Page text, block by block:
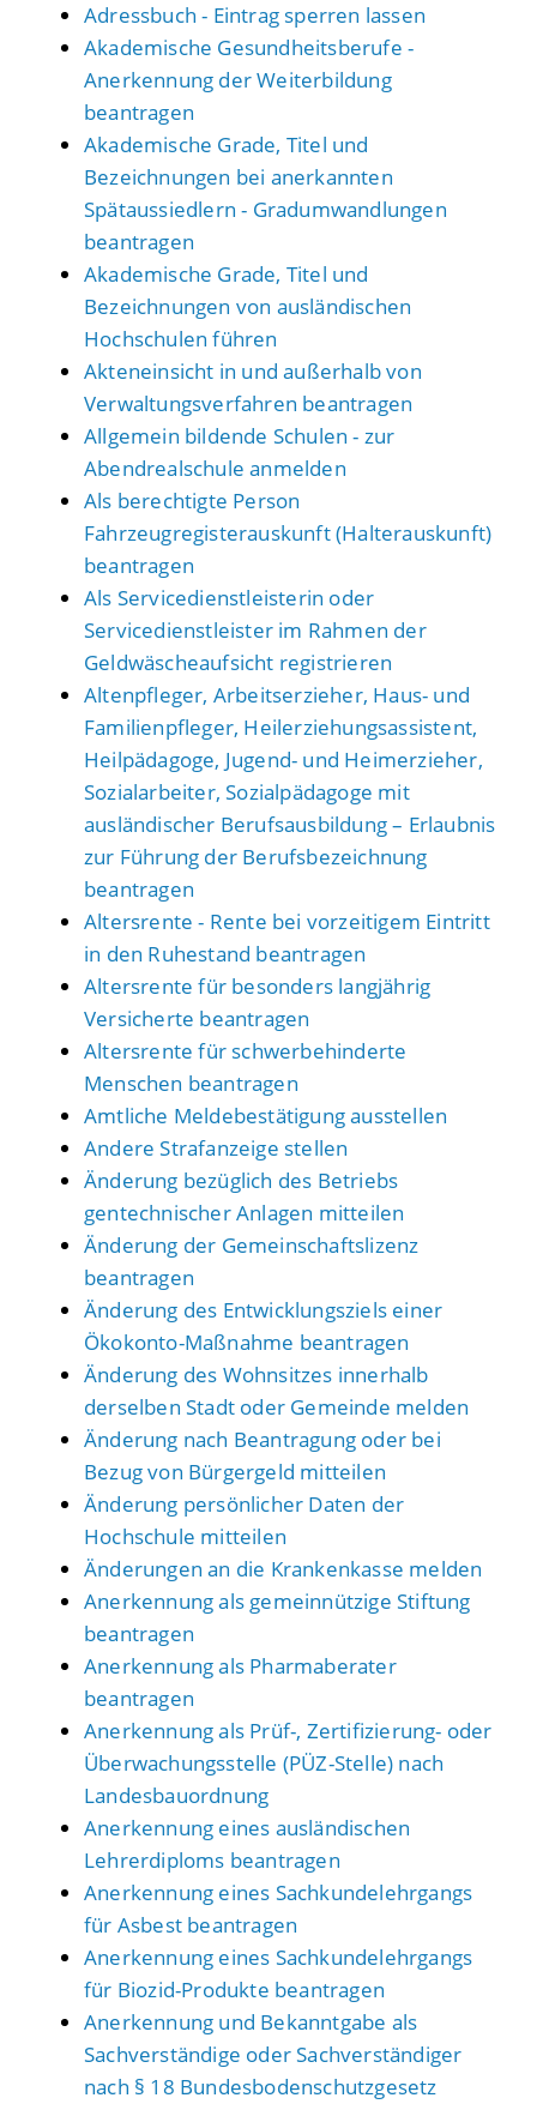
Adressbuch - Eintrag sperren lassen
Akademische Gesundheitsberufe -
Anerkennung der Weiterbildung
beantragen
Akademische Grade, Titel und
Bezeichnungen bei anerkannten
Spätaussiedlern - Gradumwandlungen
beantragen
Akademische Grade, Titel und
Bezeichnungen von ausländischen
Hochschulen führen
Akteneinsicht in und außerhalb von
Verwaltungsverfahren beantragen
Allgemein bildende Schulen - zur
Abendrealschule anmelden
Als berechtigte Person
Fahrzeugregisterauskunft (Halterauskunft)
beantragen
Als Servicedienstleisterin oder
Servicedienstleister im Rahmen der
Geldwäscheaufsicht registrieren
Altenpfleger, Arbeitserzieher, Haus- und
Familienpfleger, Heilerziehungsassistent,
Heilpädagoge, Jugend- und Heimerzieher,
Sozialarbeiter, Sozialpädagoge mit
ausländischer Berufsausbildung – Erlaubnis
zur Führung der Berufsbezeichnung
beantragen
Altersrente - Rente bei vorzeitigem Eintritt
in den Ruhestand beantragen
Altersrente für besonders langjährig
Versicherte beantragen
Altersrente für schwerbehinderte
Menschen beantragen
Amtliche Meldebestätigung ausstellen
Andere Strafanzeige stellen
Änderung bezüglich des Betriebs
gentechnischer Anlagen mitteilen
Änderung der Gemeinschaftslizenz
beantragen
Änderung des Entwicklungsziels einer
Ökokonto-Maßnahme beantragen
Änderung des Wohnsitzes innerhalb
derselben Stadt oder Gemeinde melden
Änderung nach Beantragung oder bei
Bezug von Bürgergeld mitteilen
Änderung persönlicher Daten der
Hochschule mitteilen
Änderungen an die Krankenkasse melden
Anerkennung als gemeinnützige Stiftung
beantragen
Anerkennung als Pharmaberater
beantragen
Anerkennung als Prüf-, Zertifizierung- oder
Überwachungsstelle (PÜZ-Stelle) nach
Landesbauordnung
Anerkennung eines ausländischen
Lehrerdiploms beantragen
Anerkennung eines Sachkundelehrgangs
für Asbest beantragen
Anerkennung eines Sachkundelehrgangs
für Biozid-Produkte beantragen
Anerkennung und Bekanntgabe als
Sachverständige oder Sachverständiger
nach § 18 Bundesbodenschutzgesetz